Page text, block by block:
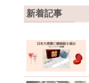
新着記事